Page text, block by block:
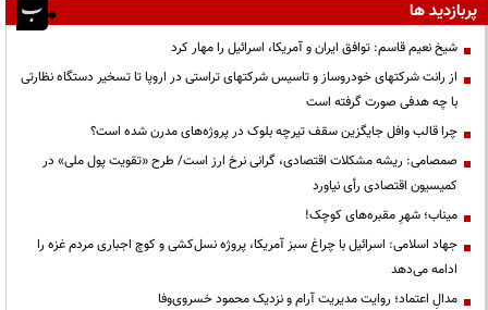
پربازدید ها
شیخ نعیم قاسم: توافق ایران و آمریکا، اسرائیل را مهار کرد
از رانت‌ شرکتهای خودروساز و تاسیس شرکتهای تراستی در اروپا تا تسخیر دستگاه نظارتی
با چه هدفی صورت گرفته است
چرا قالب وافل جایگزین سقف تیرچه بلوک در پروژه‌های مدرن شده است؟
صمصامی: ریشه مشکلات اقتصادی، گرانی نرخ ارز است/ طرح «تقویت پول ملی» در
کمیسیون اقتصادی رأی نیاورد
میناب؛ شهرِ مقبره‌های کوچک!
جهاد اسلامی: اسرائیل با چراغ سبز آمریکا، پروژه نسل‌کشی و کوچ اجباری مردم غزه را
ادامه می‌دهد
مدالِ اعتماد؛ روایت مدیریت آرام و نزدیک محمود خسروی‌وفا